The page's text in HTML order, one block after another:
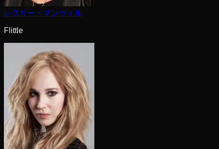
レスリー・マンヴィル
Flittle